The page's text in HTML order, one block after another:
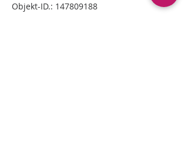
Objekt-ID.: 147809188